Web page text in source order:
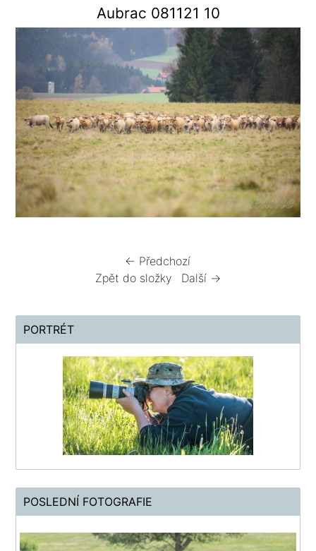
Aubrac 081121 10
← Předchozí
Zpět do složky
Další →
PORTRÉT
POSLEDNÍ FOTOGRAFIE